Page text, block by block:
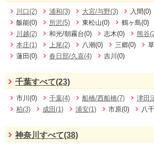
川口(2) 浦和(3) 大宮/与野(3) 入間(0)
飯能(0)
所沢(5) 東松山(0) 鶴ヶ島(0)
川越(2)
和光/朝霧台(0) 志木(0) 熊谷
本庄(1)
上尾(2) 八潮(0) 三郷(0)
蓮田(0)
春日部/久喜(4) 吉川(0)
千葉すべて(23)
市川(0) 千葉(4) 船橋/西船橋(7) 津田
柏(3)
成田(1) 浦安(1) 市原(0) 八
神奈川すべて(38)